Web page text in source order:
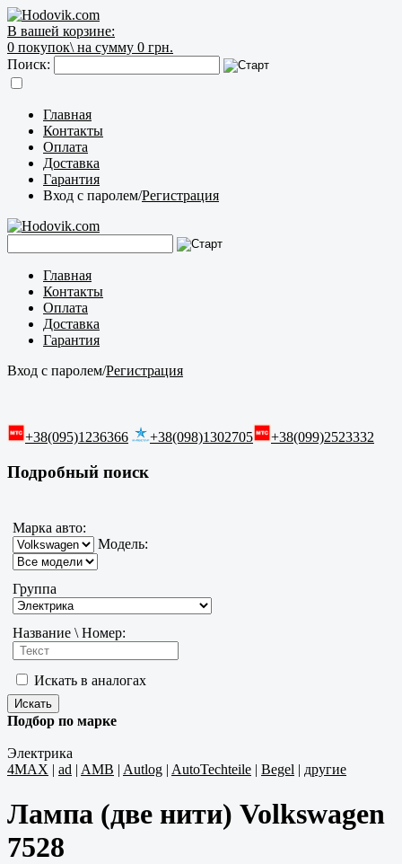
В вашей корзине:
0 покупок\ на сумму 0 грн.
Поиск:
Главная
Контакты
Оплата
Доставка
Гарантия
Вход с паролем/Регистрация
Главная
Контакты
Оплата
Доставка
Гарантия
Вход с паролем/Регистрация
+38(095)1236366 +38(098)1302705 +38(099)2523332
Подробный поиск
Марка авто:
Модель:
Группа
Название \ Номер:
Искать в аналогах
Подбор по марке
Электрика
4MAX | ad | AMB | Autlog | AutoTechteile | Begel | другие
Лампа (две нити) Volkswagen
7528